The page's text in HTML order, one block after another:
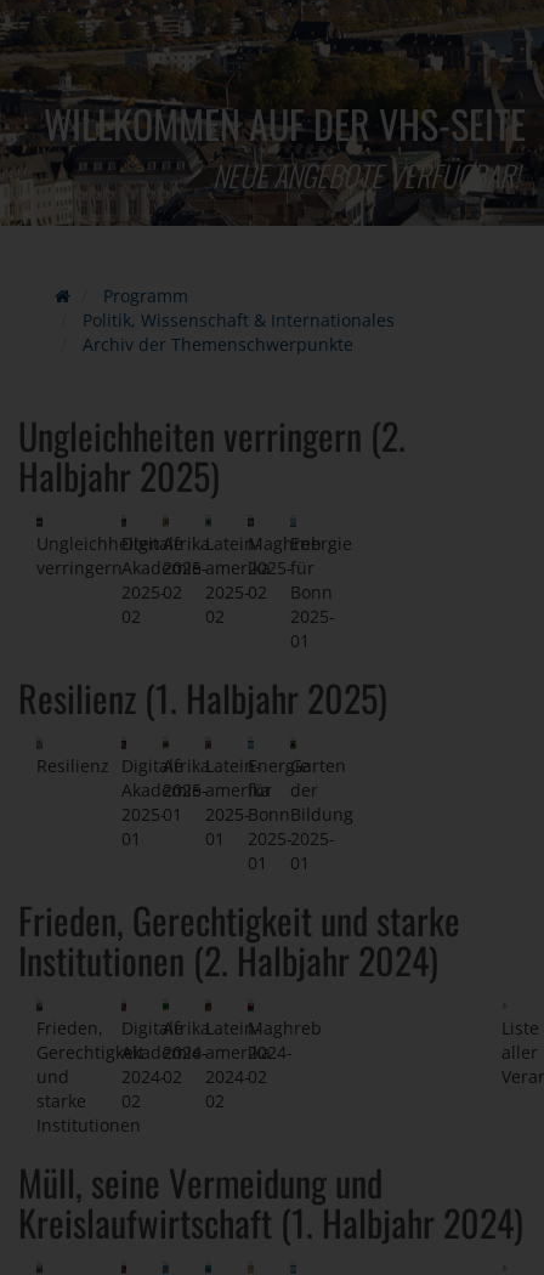
WILLKOMMEN AUF DER VHS-SEITE
NEUE ANGEBOTE VERFÜGBAR!
Programm
Politik, Wissenschaft & Internationales
Archiv der Themenschwerpunkte
Ungleichheiten verringern (2.
Halbjahr 2025)
Ungleichheiten
verringern
Digitale
Akademie
2025-
02
Afrika
2025-
02
Latein-
amerika
2025-
02
Maghreb
2025-
02
Energie
für
Bonn
2025-
01
Resilienz (1. Halbjahr 2025)
Resilienz
Digitale
Akademie
2025-
01
Afrika
2025-
01
Latein-
amerika
2025-
01
Energie
für
Bonn
2025-
01
Garten
der
Bildung
2025-
01
Frieden, Gerechtigkeit und starke
Institutionen (2. Halbjahr 2024)
Frieden,
Gerechtigkeit
und
starke
Institutionen
Digitale
Akademie
2024-
02
Afrika
2024-
02
Latein-
amerika
2024-
02
Maghreb
2024-
02
Liste
aller
Müll, seine Vermeidung und
Kreislaufwirtschaft (1. Halbjahr 2024)